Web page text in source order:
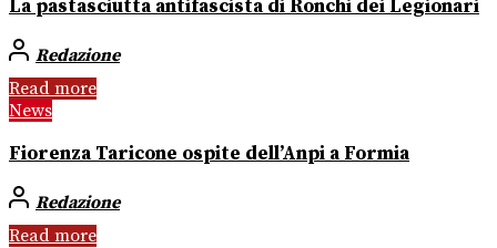
La pastasciutta antifascista di Ronchi dei Legionari
Redazione
Read more
News
Fiorenza Taricone ospite dell’Anpi a Formia
Redazione
Read more